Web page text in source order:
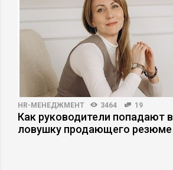
HR-МЕНЕДЖМЕНТ 3464 19
Как руководители попадают в
ловушку продающего резюме